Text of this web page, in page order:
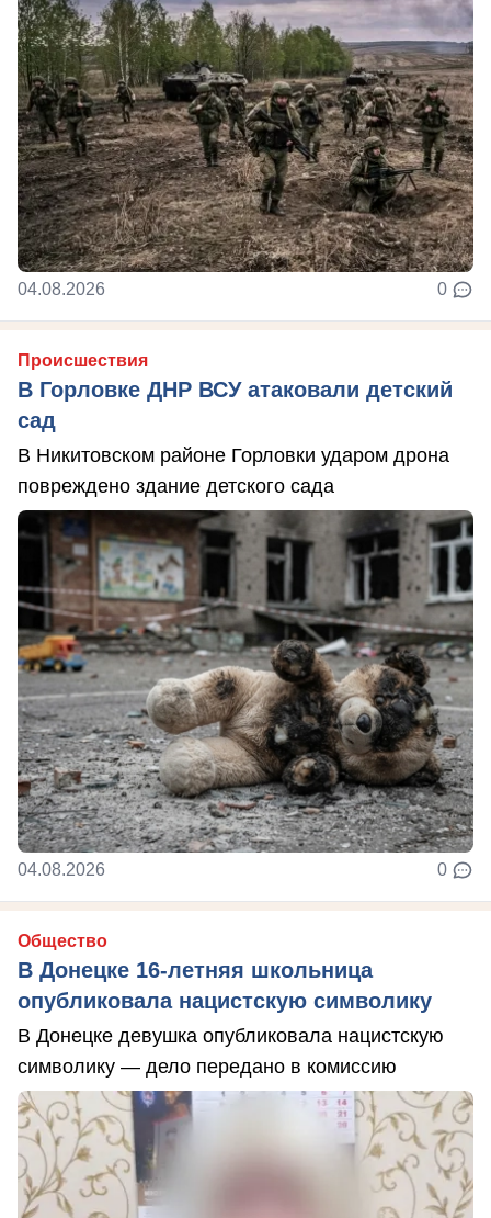
04.08.2026 0
Происшествия
В Горловке ДНР ВСУ атаковали детский
сад
В Никитовском районе Горловки ударом дрона
повреждено здание детского сада
04.08.2026 0
Общество
В Донецке 16-летняя школьница
опубликовала нацистскую символику
В Донецке девушка опубликовала нацистскую
символику — дело передано в комиссию